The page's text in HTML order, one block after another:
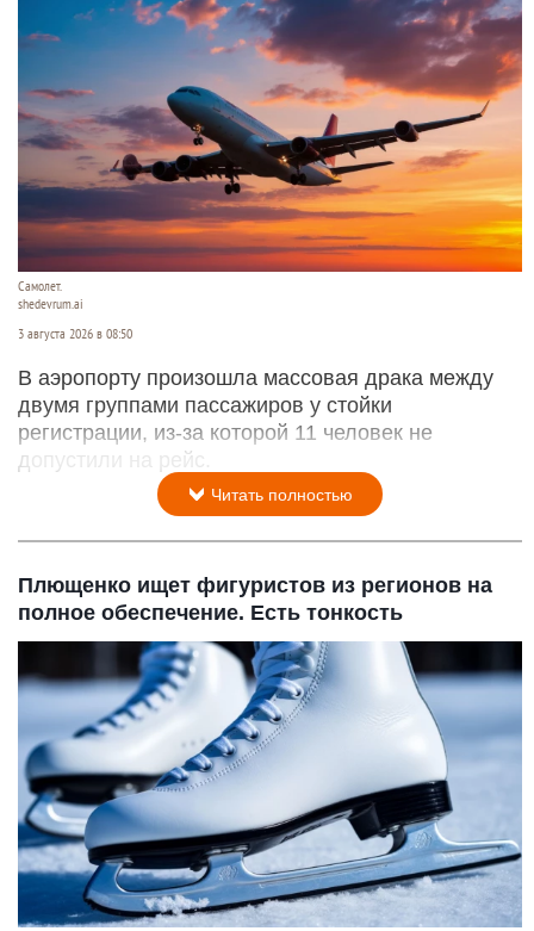
Самолет.
shedevrum.ai
3 августа 2026 в 08:50
В аэропорту произошла массовая драка между
двумя группами пассажиров у стойки
регистрации, из-за которой 11 человек не
допустили на рейс.
Читать полностью
Плющенко ищет фигуристов из регионов на
полное обеспечение. Есть тонкость